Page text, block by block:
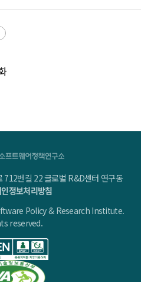
712번길 22 글로벌 R&D센터 연구동
정보처리방침
Policy & Research Institute.
reserved.